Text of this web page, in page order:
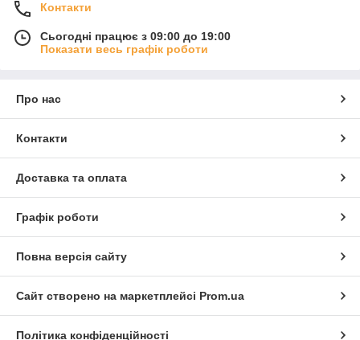
Контакти
Сьогодні працює з 09:00 до 19:00
Показати весь графік роботи
Про нас
Контакти
Доставка та оплата
Графік роботи
Повна версія сайту
Сайт створено на маркетплейсі Prom.ua
Політика конфіденційності